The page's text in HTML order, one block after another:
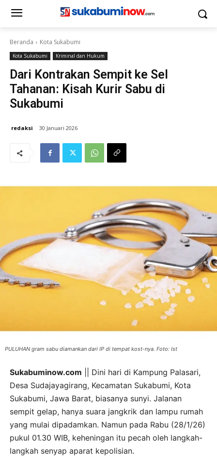
Beranda Kota Sukabumi
Kota Sukabumi Kriminal dan Hukum
Dari Kontrakan Sempit ke Sel
Tahanan: Kisah Kurir Sabu di
Sukabumi
redaksi 30 Januari 2026
PULUHAN gram sabu diamankan dari IP di tempat kost-nya. Foto: Ist
Sukabuminow.com || Dini hari di Kampung Palasari,
Desa Sudajayagirang, Kecamatan Sukabumi, Kota
Sukabumi, Jawa Barat, biasanya sunyi. Jalanan
sempit gelap, hanya suara jangkrik dan lampu rumah
yang mulai dipadamkan. Namun pada Rabu (28/1/26)
pukul 01.30 WIB, keheningan itu pecah oleh langkah-
langkah senyap aparat kepolisian.